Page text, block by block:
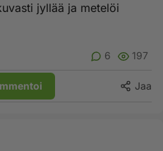
jyllää ja metelöi
6 197
Jaa